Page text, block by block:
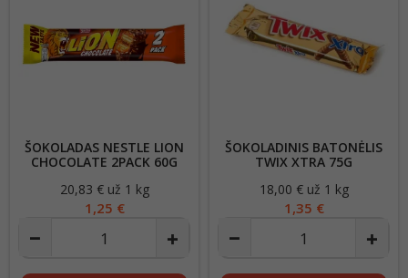
ŠOKOLADAS NESTLE LION
CHOCOLATE 2PACK 60G
Kaina
20,83 € už 1 kg
1,25 €
ŠOKOLADINIS BATONĖLIS
TWIX XTRA 75G
Kaina
18,00 € už 1 kg
1,35 €